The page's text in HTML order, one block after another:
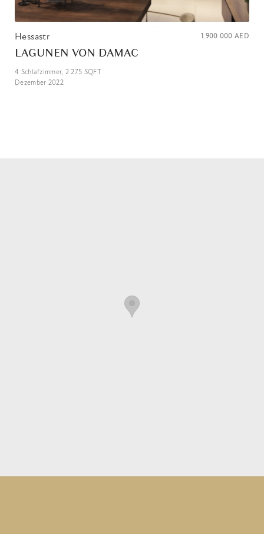
Hessastr 1 900 000 AED
LAGUNEN VON DAMAC
4 Schlafzimmer, 2 275 SQFT
Dezember 2022